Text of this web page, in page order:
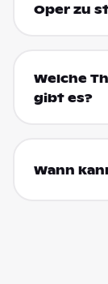
Oper zu
Welche
gibt es?
Wann